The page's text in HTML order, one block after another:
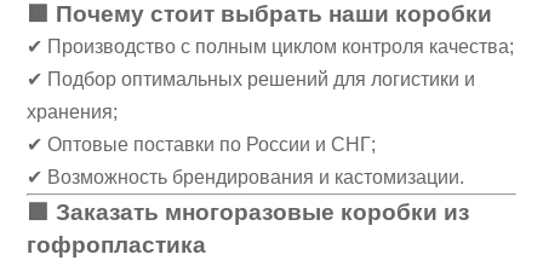
🟫 Почему стоит выбрать наши коробки
✔ Производство с полным циклом контроля качества;
✔ Подбор оптимальных решений для логистики и
хранения;
✔ Оптовые поставки по России и СНГ;
✔ Возможность брендирования и кастомизации.
🟪 Заказать многоразовые коробки из
гофропластика